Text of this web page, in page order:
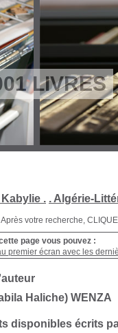
LIVRES
. . Algérie-
Après votre recherche,
page vous pouvez :
premier écran avec les
Haliche) WENZA
disponibles écrits